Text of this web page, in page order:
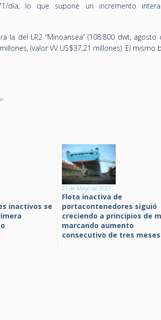
día, lo que supone un incremento
del LR2 “Minoansea” (108.800 dwt, agosto
(valor VV US$37,21 millones). El mismo
inactivos se
23 de Mayo de 2022
Flota inactiva de
portacontenedores siguió
creciendo a principios de
marcando aumento
consecutivo de tres meses